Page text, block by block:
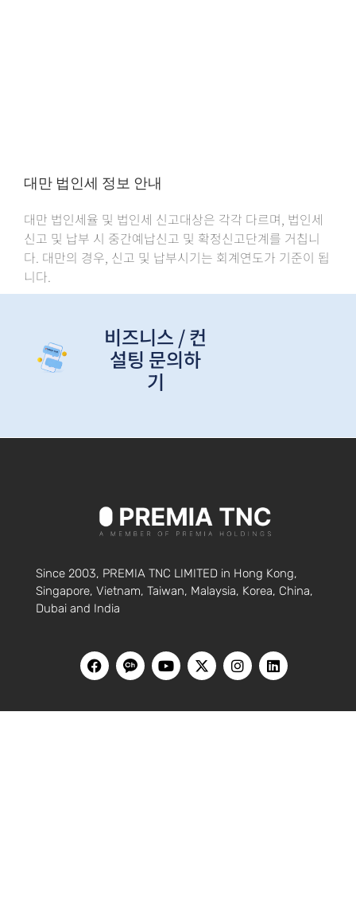
대만 법인세 정보 안내
대만 법인세율 및 법인세 신고대상은 각각 다르며, 법인세
신고 및 납부 시 중간예납신고 및 확정신고단계를 거칩니
다. 대만의 경우, 신고 및 납부시기는 회계연도가 기준이 됩
니다.
비즈니스 / 컨
설팅 문의하
기
Since 2003, PREMIA TNC LIMITED in Hong Kong,
Singapore, Vietnam, Taiwan, Malaysia, Korea, China,
Dubai and India